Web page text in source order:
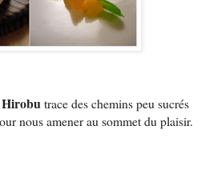
trace des chemins peu sucrés
nous amener au sommet du plaisir.